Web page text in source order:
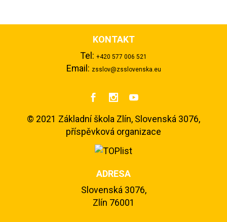
KONTAKT
Tel: +420 577 006 521
Email: zsslov@zsslovenska.eu
  
© 2021 Základní škola Zlín, Slovenská 3076,
příspěvková organizace
ADRESA
Slovenská 3076,
Zlín 76001